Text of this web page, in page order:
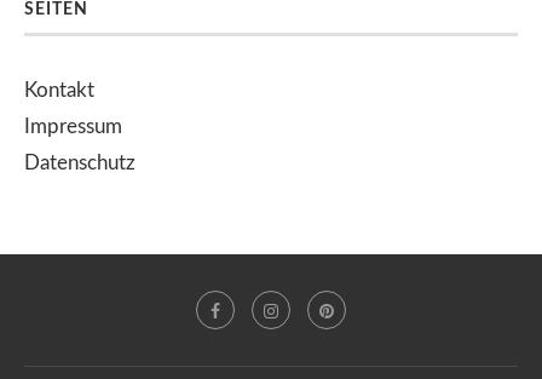
SEITEN
Kontakt
Impressum
Datenschutz